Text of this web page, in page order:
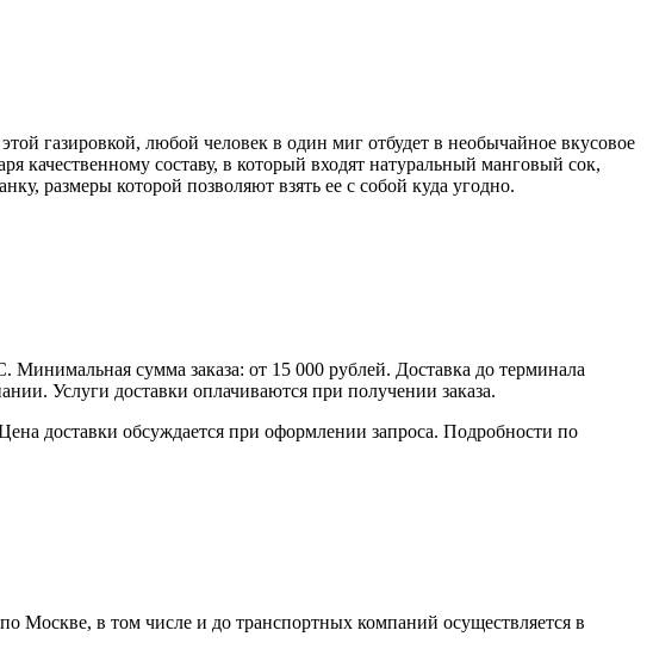
газировкой, любой человек в один миг отбудет в необычайное вкусовое
составу, в который входят натуральный манговый сок,
размеры которой позволяют взять ее с собой куда угодно.
сумма заказа: от 15 000 рублей. Доставка до терминала
Услуги доставки оплачиваются при получении заказа.
доставки обсуждается при оформлении запроса. Подробности по
Москве, в том числе и до транспортных компаний осуществляется в